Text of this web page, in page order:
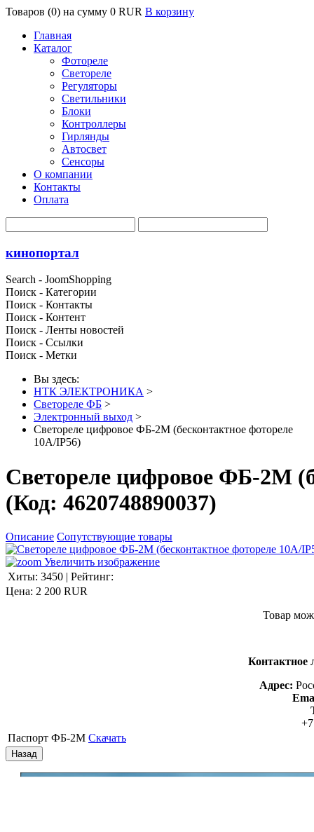
Товаров (0) на сумму 0 RUR В корзину
Главная
Каталог
Фотореле
Светореле
Регуляторы
Светильники
Блоки
Контроллеры
Гирлянды
Автосвет
Сенсоры
О компании
Контакты
Оплата
кинопортал
Search - JoomShopping
Поиск - Категории
Поиск - Контакты
Поиск - Контент
Поиск - Ленты новостей
Поиск - Ссылки
Поиск - Метки
Вы здесь:
НТК ЭЛЕКТРОНИКА >
Светореле ФБ >
Электронный выход >
Светореле цифровое ФБ-2М (бесконтактное фотореле
10А/IP56)
Светореле цифровое ФБ-2М
(Код: 4620748890037)
Описание Сопутствующие товары
Увеличить изображение
Хиты: 3450 | Рейтинг:
Цена: 2 200 RUR
Товар
Контактное
Адрес:
Паспорт ФБ-2М Скачать